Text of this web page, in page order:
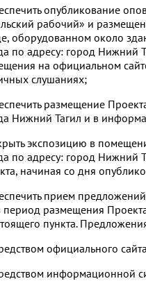
опубликование
рабочий» и
оборудованном около
по адресу: город Нижний
на официальном
слушаниях;
размещение
Нижний Тагил и в
экспозицию в
по адресу: город Нижний
начиная со дня
прием
период размещения
пункта.
официального
информационной